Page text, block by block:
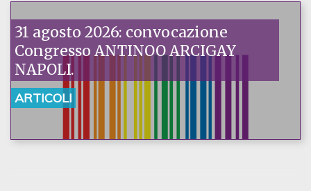
31 agosto 2026: convocazione
Congresso ANTINOO ARCIGAY
NAPOLI.
ARTICOLI